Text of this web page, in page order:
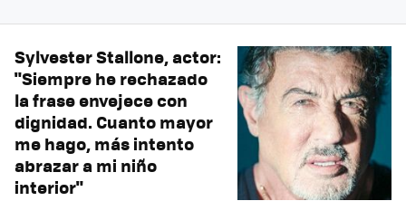
Sylvester Stallone, actor:
"Siempre he rechazado
la frase envejece con
dignidad. Cuanto mayor
me hago, más intento
abrazar a mi niño
interior"